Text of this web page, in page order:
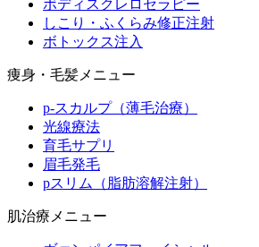
ボディスクレロセラピー
しこり・ふくらみ修正注射
ボトックス注入
痩身・毛髪メニュー
p-スカルプ（薄毛治療）
光線療法
育毛サプリ
眉毛発毛
pスリム（脂肪溶解注射）
肌治療メニュー